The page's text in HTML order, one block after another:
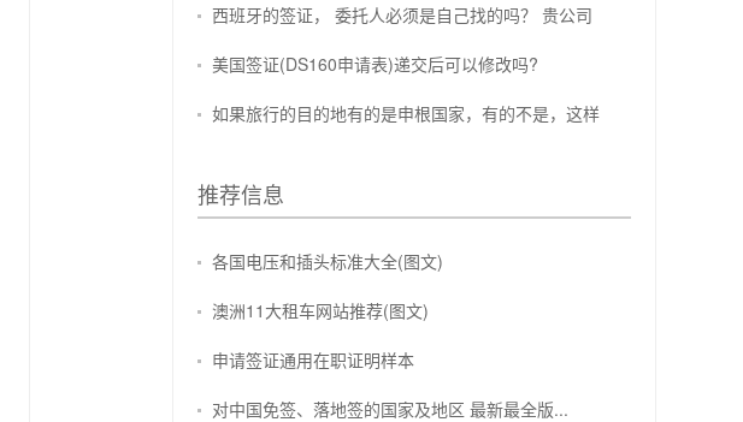
西班牙的签证， 委托人必须是自己找的吗？ 贵公司
美国签证(DS160申请表)递交后可以修改吗?
如果旅行的目的地有的是申根国家，有的不是，这样
推荐信息
各国电压和插头标准大全(图文)
澳洲11大租车网站推荐(图文)
申请签证通用在职证明样本
对中国免签、落地签的国家及地区 最新最全版...